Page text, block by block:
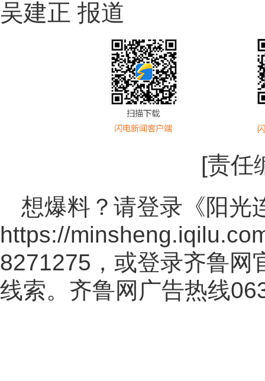
吴建正 报道
[责任
想爆料？请登录《阳光
https://
8271275，或登录齐鲁网
线索。齐鲁网广告热线